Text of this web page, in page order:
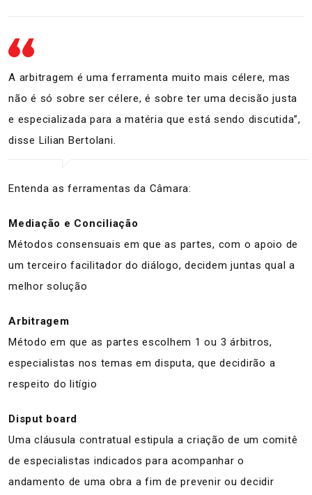
A arbitragem é uma ferramenta muito mais célere, mas
não é só sobre ser célere, é sobre ter uma decisão justa
e especializada para a matéria que está sendo discutida”,
disse Lilian Bertolani.
Entenda as ferramentas da Câmara:
Mediação e Conciliação
Métodos consensuais em que as partes, com o apoio de
um terceiro facilitador do diálogo, decidem juntas qual a
melhor solução
Arbitragem
Método em que as partes escolhem 1 ou 3 árbitros,
especialistas nos temas em disputa, que decidirão a
respeito do litígio
Disput board
Uma cláusula contratual estipula a criação de um comitê
de especialistas indicados para acompanhar o
andamento de uma obra a fim de prevenir ou decidir